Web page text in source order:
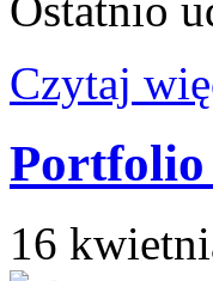
Czytaj
Portfolio
16